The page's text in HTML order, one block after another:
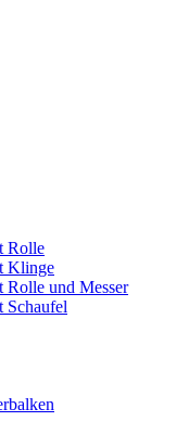
Rolle
Klinge
und Messer
Schaufel